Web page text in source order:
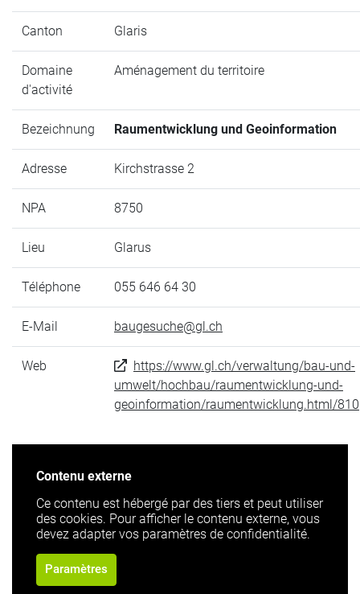
Canton Glaris
Domaine
d'activité
Aménagement du territoire
Bezeichnung Raumentwicklung und Geoinformation
Adresse Kirchstrasse 2
NPA 8750
Lieu Glarus
Téléphone 055 646 64 30
E-Mail baugesuche@gl.ch
Web
https://www.gl.ch/verwaltung/bau-und-
umwelt/hochbau/raumentwicklung-und-
geoinformation/raumentwicklung.html/810
Contenu externe
Ce contenu est hébergé par des tiers et peut utiliser
des cookies. Pour afficher le contenu externe, vous
devez adapter vos paramètres de confidentialité.
Paramètres